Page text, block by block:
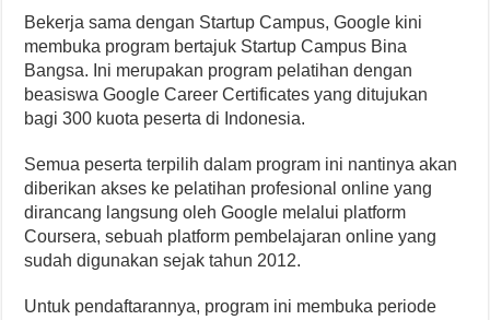
Bekerja sama dengan Startup Campus, Google kini
membuka program bertajuk Startup Campus Bina
Bangsa. Ini merupakan program pelatihan dengan
beasiswa Google Career Certificates yang ditujukan
bagi 300 kuota peserta di Indonesia.
Semua peserta terpilih dalam program ini nantinya akan
diberikan akses ke pelatihan profesional online yang
dirancang langsung oleh Google melalui platform
Coursera, sebuah platform pembelajaran online yang
sudah digunakan sejak tahun 2012.
Untuk pendaftarannya, program ini membuka periode